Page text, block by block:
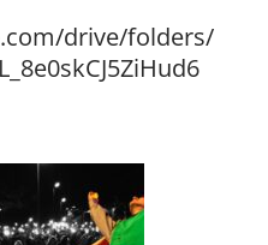
drive/folders/